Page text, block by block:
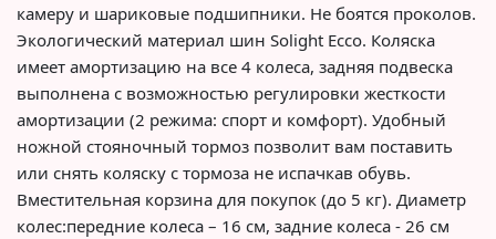
камеру и шариковые подшипники. Не боятся проколов.
Экологический материал шин Solight Ecco. Коляска
имеет амортизацию на все 4 колеса, задняя подвеска
выполнена с возможностью регулировки жесткости
амортизации (2 режима: спорт и комфорт). Удобный
ножной стояночный тормоз позволит вам поставить
или снять коляску с тормоза не испачкав обувь.
Вместительная корзина для покупок (до 5 кг). Диаметр
колес:передние колеса – 16 см, задние колеса - 26 см